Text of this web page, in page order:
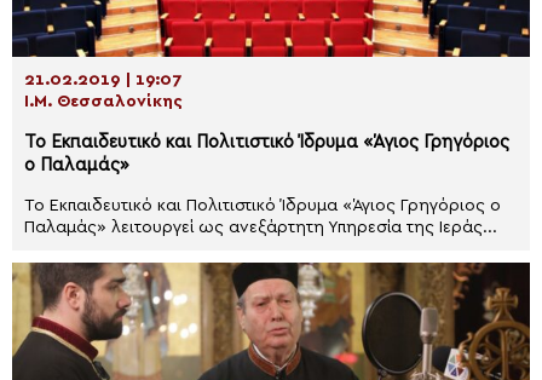
21.02.2019 | 19:07
Ι.Μ. Θεσσαλονίκης
Το Εκπαιδευτικό και Πολιτιστικό Ίδρυμα «Άγιος Γρηγόριος
ο Παλαμάς»
Το Εκπαιδευτικό και Πολιτιστικό Ίδρυμα «Άγιος Γρηγόριος ο
Παλαμάς» λειτουργεί ως ανεξάρτητη Υπηρεσία της Ιεράς...